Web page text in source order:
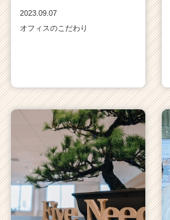
2023.09.07
オフィスのこだわり